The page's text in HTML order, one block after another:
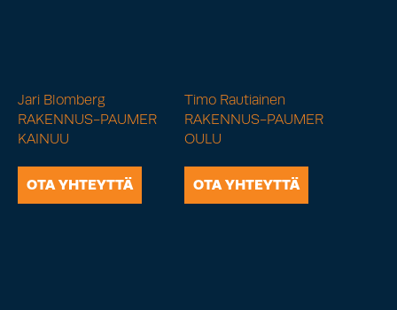
Jari Blomberg
RAKENNUS-PAUMER
KAINUU
OTA YHTEYTTÄ
Timo Rautiainen
RAKENNUS-PAUMER
OULU
OTA YHTEYTTÄ